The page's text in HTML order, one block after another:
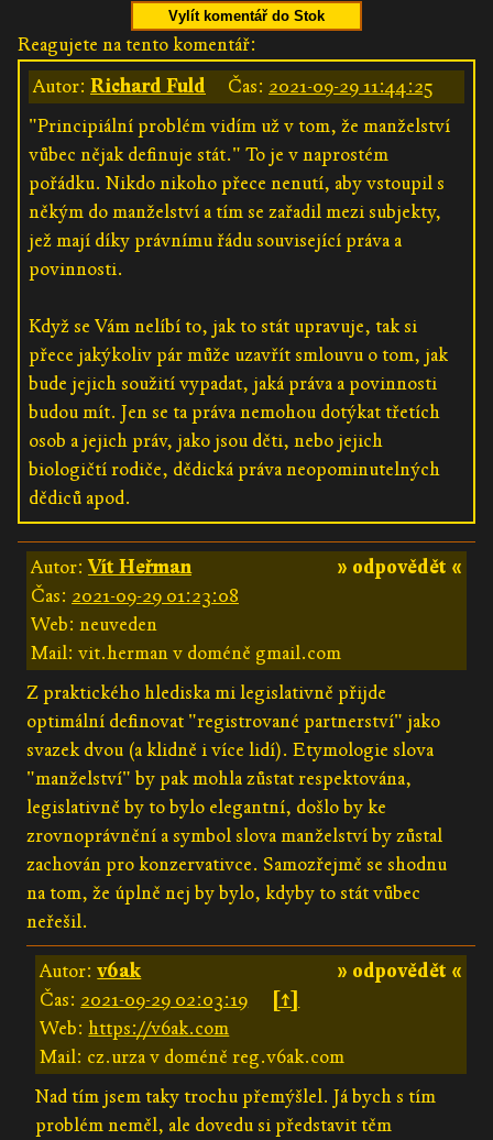
Vylít komentář do Stok
Reagujete na tento komentář:
Autor: Richard Fuld Čas: 2021-09-29 11:44:25
"Principiální problém vidím už v tom, že manželství
vůbec nějak definuje stát." To je v naprostém
pořádku. Nikdo nikoho přece nenutí, aby vstoupil s
někým do manželství a tím se zařadil mezi subjekty,
jež mají díky právnímu řádu související práva a
povinnosti.
Když se Vám nelíbí to, jak to stát upravuje, tak si
přece jakýkoliv pár může uzavřít smlouvu o tom, jak
bude jejich soužití vypadat, jaká práva a povinnosti
budou mít. Jen se ta práva nemohou dotýkat třetích
osob a jejich práv, jako jsou děti, nebo jejich
biologičtí rodiče, dědická práva neopominutelných
dědiců apod.
» odpovědět «
Autor:Vít Heřman
Čas: 2021-09-29 01:23:08
Web: neuveden
Mail: vit.herman v doméně gmail.com
Z praktického hlediska mi legislativně přijde
optimální definovat "registrované partnerství" jako
svazek dvou (a klidně i více lidí). Etymologie slova
"manželství" by pak mohla zůstat respektována,
legislativně by to bylo elegantní, došlo by ke
zrovnoprávnění a symbol slova manželství by zůstal
zachován pro konzervativce. Samozřejmě se shodnu
na tom, že úplně nej by bylo, kdyby to stát vůbec
neřešil.
» odpovědět «
Autor:v6ak
Čas: 2021-09-29 02:03:19
[↑]
Web:https://v6ak.com
Mail: cz.urza v doméně reg.v6ak.com
Nad tím jsem taky trochu přemýšlel. Já bych s tím
problém neměl, ale dovedu si představit těm